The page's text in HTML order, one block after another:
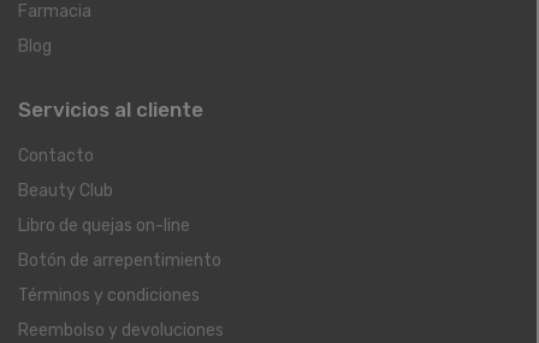
Farmacia
Blog
Servicios al cliente
Contacto
Beauty Club
Libro de quejas on-line
Botón de arrepentimiento
Términos y condiciones
Reembolso y devoluciones